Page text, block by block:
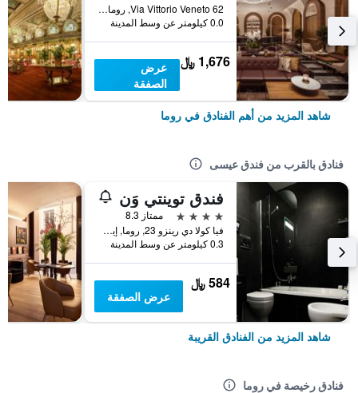
Via Vittorio Veneto 62, روما, إيطاليا
0.0 كيلومتر عن وسط المدينة
1,676 ﷼
عرض
الصفقة
شاهد المزيد من أهم الفنادق في روما
فنادق بالقرب من فندق عيسى
فندق توينتي وَن
4 نجوم
ممتاز 8.3
فيا كولا دي رينزو 23, روما, إيطاليا
0.3 كيلومتر عن وسط المدينة
584 ﷼
عرض الصفقة
شاهد المزيد من الفنادق القريبة
فنادق رخيصة في روما